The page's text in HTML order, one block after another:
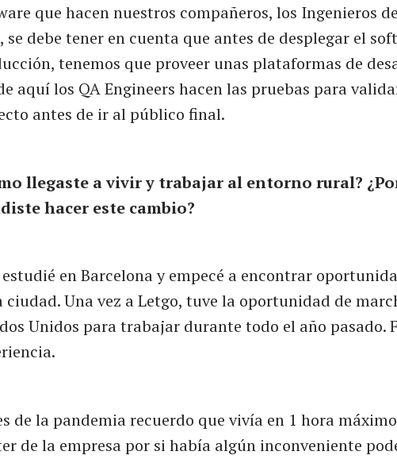
que hacen nuestros compañeros, los Ingenieros
se debe tener en cuenta que antes de desplegar el
tenemos que proveer unas plataformas de
aquí los QA Engineers hacen las pruebas para
antes de ir al público final.
llegaste a vivir y trabajar al entorno rural?
hacer este cambio?
estudié en Barcelona y empecé a encontrar
ciudad. Una vez a Letgo, tuve la oportunidad de
Unidos para trabajar durante todo el año pasado.
de la pandemia recuerdo que vivía en 1 hora
de la empresa por si había algún inconveniente